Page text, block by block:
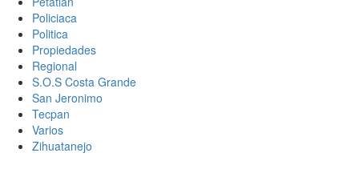
Policiaca
Politica
Propiedades
Regional
S.O.S Costa Grande
San Jeronimo
Tecpan
Varios
Zihuatanejo